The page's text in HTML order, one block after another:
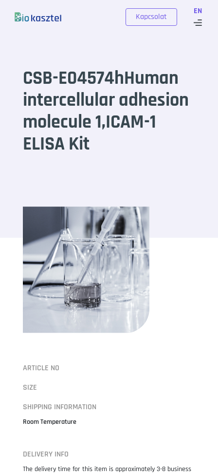
EN
Kapcsolat
CSB-E04574hHuman
intercellular adhesion
molecule 1,ICAM-1
ELISA Kit
ARTICLE NO
SIZE
SHIPPING INFORMATION
Room Temperature
DELIVERY INFO
The delivery time for this item is approximately 3-8 business